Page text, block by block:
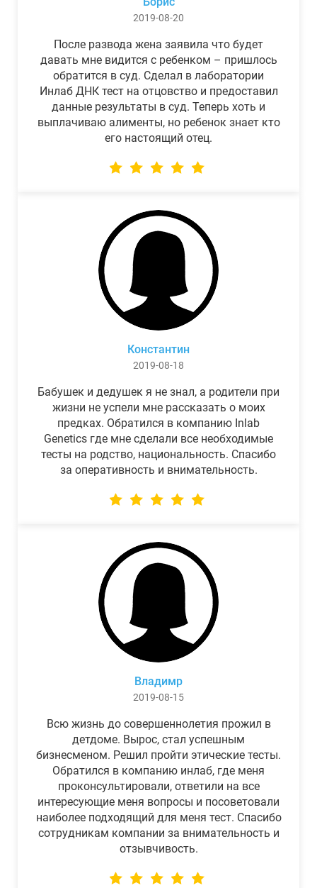
2019-08-20
После развода жена заявила что будет
давать мне видится с ребенком – пришлось
обратится в суд. Сделал в лаборатории
Инлаб ДНК тест на отцовство и предоставил
данные результаты в суд. Теперь хоть и
выплачиваю алименты, но ребенок знает кто
его настоящий отец.
Константин
2019-08-18
Бабушек и дедушек я не знал, а родители при
жизни не успели мне рассказать о моих
предках. Обратился в компанию Inlab
Genetics где мне сделали все необходимые
тесты на родство, национальность. Спасибо
за оперативность и внимательность.
Владимр
2019-08-15
Всю жизнь до совершеннолетия прожил в
детдоме. Вырос, стал успешным
бизнесменом. Решил пройти этические тесты.
Обратился в компанию инлаб, где меня
проконсультировали, ответили на все
интересующие меня вопросы и посоветовали
наиболее подходящий для меня тест. Спасибо
сотрудникам компании за внимательность и
отзывчивость.